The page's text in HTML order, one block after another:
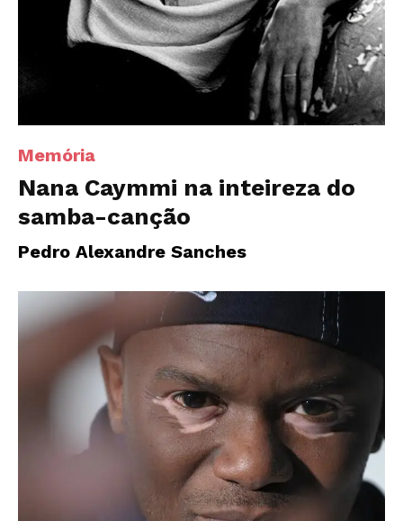
Memória
Nana Caymmi na inteireza do
samba-canção
Pedro Alexandre Sanches